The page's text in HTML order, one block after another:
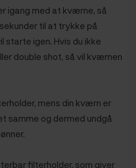
igang med at kværne, så
til at trykke på
starte igen. Hvis du ikke
double shot, så vil kværnen
mens din kværn er
samme og dermed undgå
filterholder, som giver